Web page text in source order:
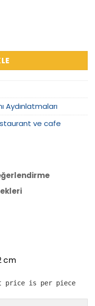
Sarkıt adet
Aydınlatmaları
ve cafe
cm
price is per piece